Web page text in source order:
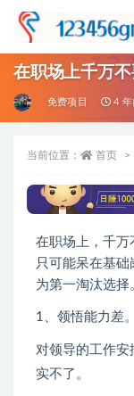
在职场上千万
免费项目 4 年
当前位置： 首页
在职场上，千万
只可能呆在基
为第一淘汰选择
1、领悟能力差。
对领导的工作安
实不了。